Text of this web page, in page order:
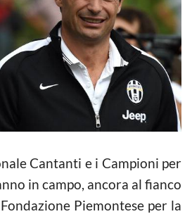
Cantanti e i Campioni per
in campo, ancora al fianco
Piemontese per la